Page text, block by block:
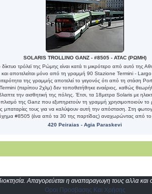
SOLARIS TROLLINO GANZ - #8505 - ATAC (ΡΩΜΗ)
δίκτυο τρόλεϊ της Ρώμης είναι κατά τι μικρότερο από αυτό της
και αποτελείται μόνο από τη γραμμή 90 Stazione Termini - Largo
της γραμμής αποτελεί το γεγονός ότι από τη στάση
(περίπου 2χλμ) δεν τοποθετήθηκε εναέριος, καθώς
την αισθητική της πόλης. Έτσι, τα 18μετρα Solaris με
της Ganz που εξυπηρετούν τη γραμμή χρησιμοποιούν το
μπαταρίες τους για να καλύψουν αυτή την απόσταση. Στη
#8505 (ένα από τα 30 της παρτίδας) αναχωρώντας από το
420 Peiraias - Agia Paraskevi
Απαγορεύεται η αναπαραγωγη τους αλλα
Οροι Προσβασης Και Χρήσης